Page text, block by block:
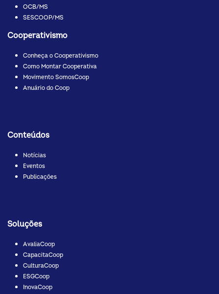
OCB/MS
SESCOOP/MS
Cooperativismo
Conheça o Cooperativismo
Como Montar Cooperativa
Movimento SomosCoop
Anuário do Coop
Conteúdos
Notícias
Eventos
Publicações
Soluções
AvaliaCoop
CapacitaCoop
CulturaCoop
ESGCoop
InovaCoop